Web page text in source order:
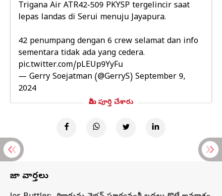
Trigana Air ATR42-509 PKYSP tergelincir saat
lepas landas di Serui menuju Jayapura.
42 penumpang dengan 6 crew selamat dan info
sementara tidak ada yang cedera.
pic.twitter.com/pLEUp9YyFu
— Gerry Soejatman (@GerryS) September 9,
2024
మీరు పూర్తి చేశారు
తాజా వార్తలు